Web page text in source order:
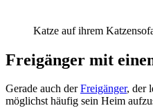
Katze auf ihrem
Freigänger mit
Gerade auch derFreigänger, der
möglichst häufig sein Heim